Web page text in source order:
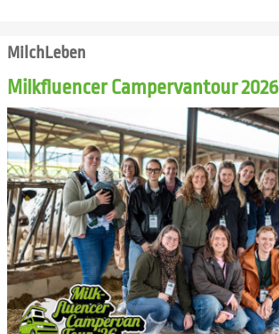
Milkfluencer Campervantour 2026
MilchLeben